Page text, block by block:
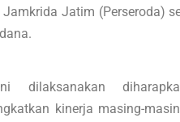
Jamkrida Jatim (Perseroda)
dilaksanakan
kinerja masing-